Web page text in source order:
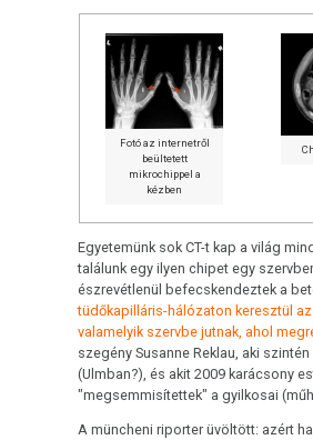
Fotó az internetről
beültetett
mikrochippel a
kézben
Egyetemünk sok CT-t kap a világ
találunk egy ilyen chipet egy
észrevétlenül befecskendeztek a
tüdőkapilláris-hálózaton keresztül
valamelyik szervbe jutnak, ahol
szegény Susanne Reklau, aki
(Ulmban?), és akit 2009 karácsony
"megsemmisítettek" a gyilkosai
A müncheni riporter üvöltött: azért